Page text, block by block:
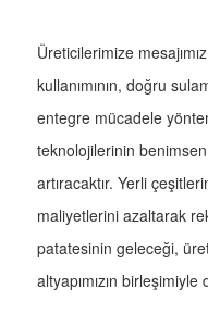
Üreticilerimize
kullanımının, doğru
entegre mücadele
teknolojilerinin
artıracaktır. Yerli
maliyetlerini azaltarak
patatesinin geleceği,
altyapımızın